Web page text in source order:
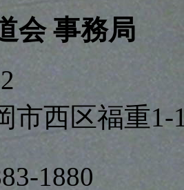
会 事務局
市西区福重1-
1880